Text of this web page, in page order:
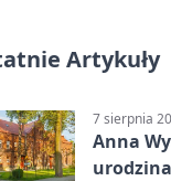
Artykuły
7 sierpnia
Anna